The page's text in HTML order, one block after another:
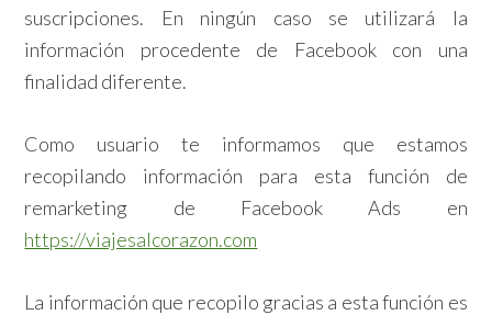
suscripciones. En ningún caso se utilizará la
información procedente de Facebook con una
finalidad diferente.
Como usuario te informamos que estamos
recopilando información para esta función de
remarketing de Facebook Ads en
https://viajesalcorazon.com
La información que recopilo gracias a esta función es